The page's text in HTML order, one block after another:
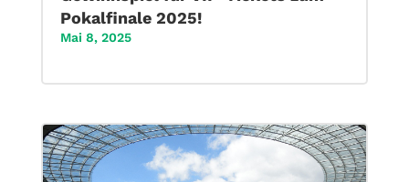
Pokalfinale 2025!
Mai 8, 2025